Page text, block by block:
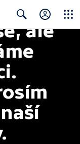
Searchale